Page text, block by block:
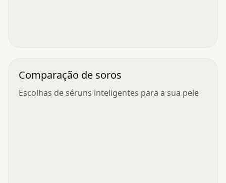
Comparação de soros
Escolhas de séruns inteligentes para a sua pele